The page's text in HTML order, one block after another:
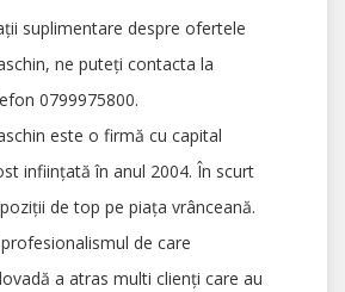
suplimentare despre ofertele
ne puteți contacta la
0799975800.
este o firmă cu capital
inființată în anul 2004. În scurt
de top pe piața vrânceană.
de care
a atras multi clienți care au